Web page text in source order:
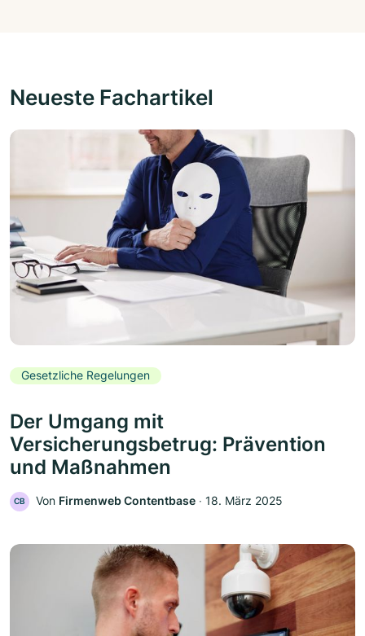
Neueste Fachartikel
Gesetzliche Regelungen
Der Umgang mit
Versicherungsbetrug: Prävention
und Maßnahmen
CB Von Firmenweb Contentbase ‧ 18. März 2025